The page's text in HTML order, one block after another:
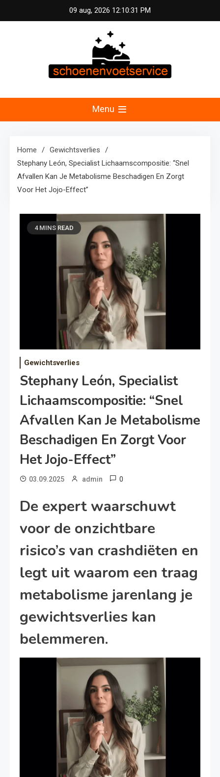
to
09 aug, 2026 12:10:32 PM
Schoenen &
Voetservice –
Schoonheid en
Fitness voor Uw
Voeten
Professionele pedicure, schoenmassage en
fitnessconsultatie voor optimale voetverzorging en
Menu
Home
Gewichtsverlies
Stephany León, Specialist Lichaamscompositie: “Snel
Afvallen Kan Je Metabolisme Beschadigen En Zorgt
Voor Het Jojo-Effect”
4 MINS READ
Gewichtsverlies
Stephany León, Specialist
Lichaamscompositie: “Snel
Afvallen Kan Je Metabolisme
Beschadigen En Zorgt Voor
Het Jojo-Effect”
03.09.2025 admin 0
De expert waarschuwt
voor de onzichtbare
risico’s van crashdiëten en
legt uit waarom een traag
metabolisme jarenlang je
gewichtsverlies kan
belemmeren.